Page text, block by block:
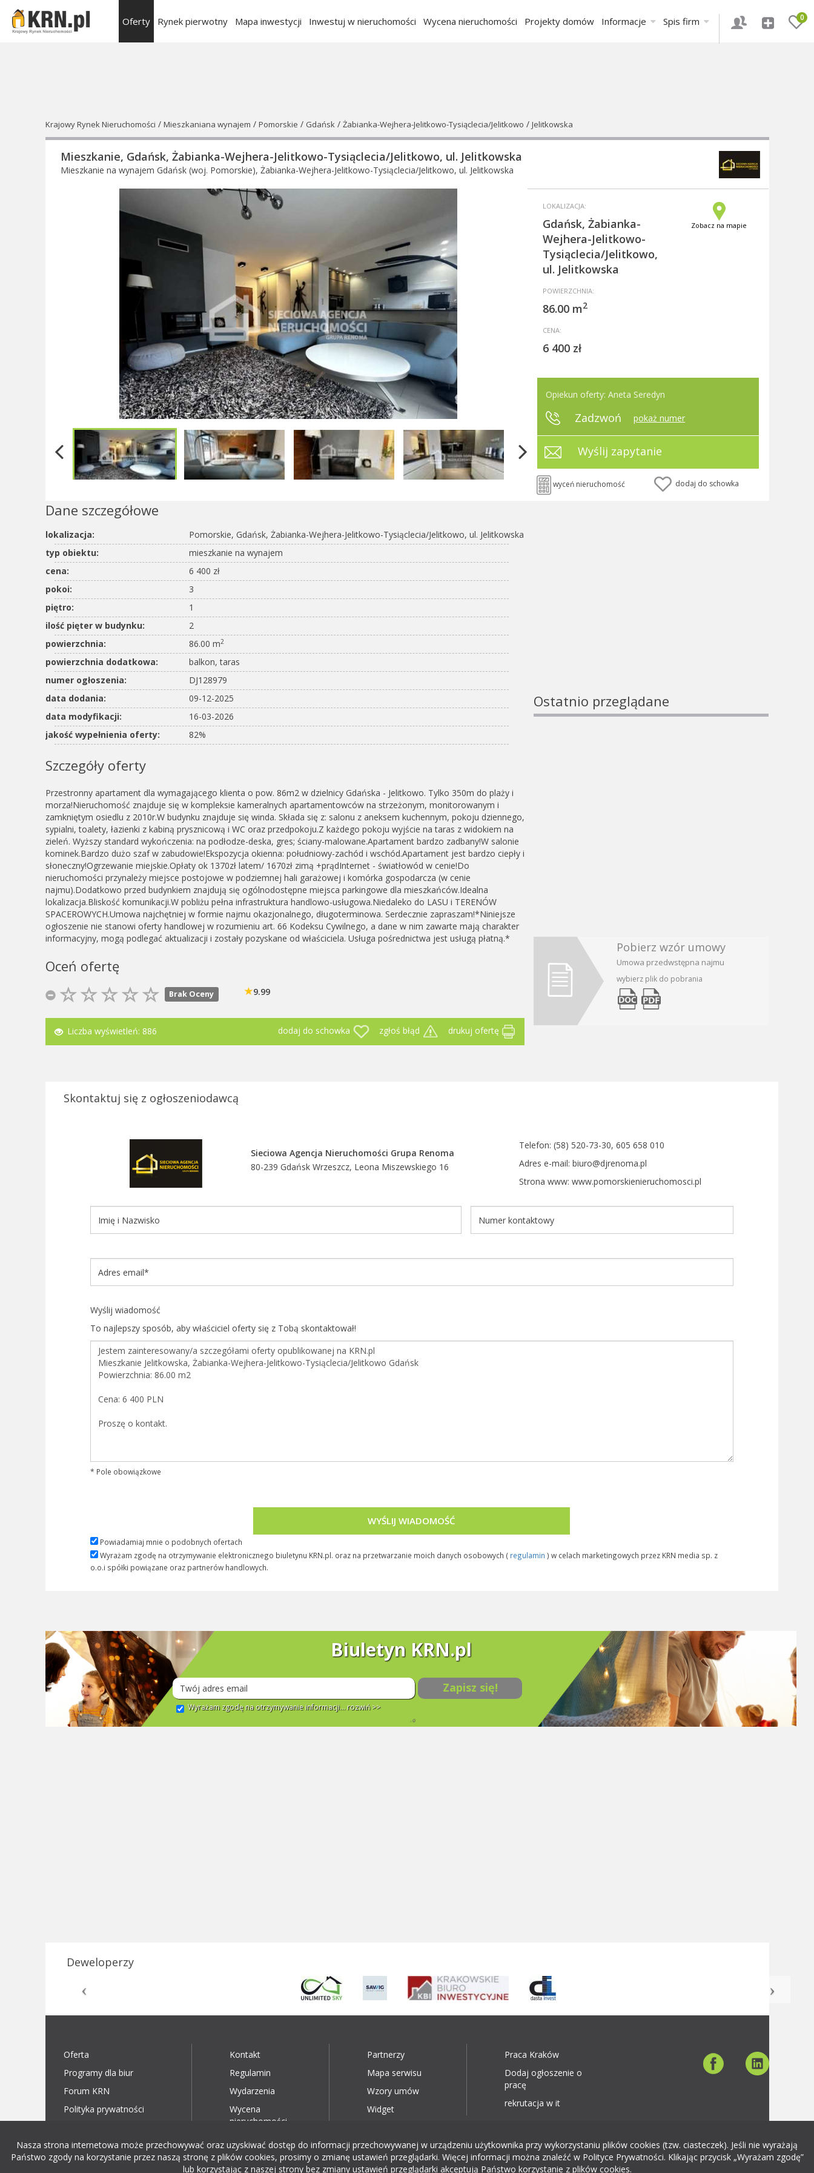
0
Oferty Rynek pierwotny Mapa inwestycji Inwestuj w nieruchomości Wycena nieruchomości Projekty domów Informacje Spis firm
Krajowy Rynek Nieruchomości / Mieszkaniana wynajem / Pomorskie / Gdańsk/ Żabianka-Wejhera-Jelitkowo-Tysiąclecia/Jelitkowo / Jelitkowska
Mieszkanie, Gdańsk, Żabianka-Wejhera-Jelitkowo-Tysiąclecia/Jelitkowo, ul. Jelitkowska
Mieszkanie na wynajem Gdańsk (woj. Pomorskie), Żabianka-Wejhera-Jelitkowo-Tysiąclecia/Jelitkowo, ul. Jelitkowska
Zobacz na mapie
LOKALIZACJA:
Gdańsk, Żabianka-
Wejhera-Jelitkowo-
Tysiąclecia/Jelitkowo,
ul. Jelitkowska
POWIERZCHNIA:
86.00 m2
CENA:
6 400 zł
Opiekun oferty: Aneta Seredyn
Zadzwoń pokaż numer
Wyślij zapytanie
wyceń nieruchomość dodaj do schowka
Dane szczegółowe
lokalizacja:
Pomorskie, Gdańsk, Żabianka-Wejhera-Jelitkowo-Tysiąclecia/Jelitkowo, ul. Jelitkowska
typ obiektu:
mieszkanie na wynajem
cena:
6 400 zł
pokoi:
3
piętro:
1
ilość pięter w budynku:
2
powierzchnia:
86.00 m2
powierzchnia dodatkowa:
balkon, taras
numer ogłoszenia:
DJ128979
data dodania:
09-12-2025
data modyfikacji:
16-03-2026
jakość wypełnienia oferty:
82%
Szczegóły oferty
Przestronny apartament dla wymagającego klienta o pow. 86m2 w dzielnicy Gdańska - Jelitkowo. Tylko 350m do plaży i
morza!Nieruchomość znajduje się w kompleksie kameralnych apartamentowców na strzeżonym, monitorowanym i
zamkniętym osiedlu z 2010r.W budynku znajduje się winda. Składa się z: salonu z aneksem kuchennym, pokoju dziennego,
sypialni, toalety, łazienki z kabiną prysznicową i WC oraz przedpokoju.Z każdego pokoju wyjście na taras z widokiem na
zieleń. Wyższy standard wykończenia: na podłodze-deska, gres; ściany-malowane.Apartament bardzo zadbany!W salonie
kominek.Bardzo dużo szaf w zabudowie!Ekspozycja okienna: południowy-zachód i wschód.Apartament jest bardzo ciepły i
słoneczny!Ogrzewanie miejskie.Opłaty ok 1370zł latem/ 1670zł zimą +prądInternet - światłowód w cenie!Do
nieruchomości przynależy miejsce postojowe w podziemnej hali garażowej i komórka gospodarcza (w cenie
najmu).Dodatkowo przed budynkiem znajdują się ogólnodostępne miejsca parkingowe dla mieszkańców.Idealna
lokalizacja.Bliskość komunikacji.W pobliżu pełna infrastruktura handlowo-usługowa.Niedaleko do LASU i TERENÓW
SPACEROWYCH.Umowa najchętniej w formie najmu okazjonalnego, długoterminowa. Serdecznie zapraszam!*Niniejsze
ogłoszenie nie stanowi oferty handlowej w rozumieniu art. 66 Kodeksu Cywilnego, a dane w nim zawarte mają charakter
informacyjny, mogą podlegać aktualizacji i zostały pozyskane od właściciela. Usługa pośrednictwa jest usługą płatną.*
Oceń ofertę
Brak Oceny 9.99
Liczba wyświetleń: 886 drukuj ofertę
zgłoś błąd
dodaj do schowka
Ostatnio przeglądane
Pobierz wzór umowy
Umowa przedwstępna najmu
wybierz plik do pobrania
Skontaktuj się z ogłoszeniodawcą
Sieciowa Agencja Nieruchomości Grupa Renoma
80-239 Gdańsk Wrzeszcz, Leona Miszewskiego 16
Telefon: (58) 520-73-30, 605 658 010
Adres e-mail: biuro@djrenoma.pl
Strona www: www.pomorskienieruchomosci.pl
Wyślij wiadomość
To najlepszy sposób, aby właściciel oferty się z Tobą skontaktował!
* Pole obowiązkowe
WYŚLIJ WIADOMOŚĆ
Powiadamiaj mnie o podobnych ofertach
Wyrażam zgodę na otrzymywanie elektronicznego biuletynu KRN.pl. oraz na przetwarzanie moich danych osobowych ( regulamin ) w celach marketingowych przez KRN media sp. z
o.o.i spółki powiązane oraz partnerów handlowych.
Biuletyn KRN.pl
Zapisz się!
Wyrażam zgodę na otrzymywanie informacji... rozwiń >>
Deweloperzy
Oferta
Programy dla biur
Forum KRN
Polityka prywatności
Kontakt
Regulamin
Wydarzenia
Wycena
nieruchomości
Partnerzy
Mapa serwisu
Wzory umów
Widget
Praca Kraków
Dodaj ogłoszenie o
pracę
rekrutacja w it
Nasza strona internetowa może przechowywać oraz uzyskiwać dostęp do informacji przechowywanej w urządzeniu użytkownika przy wykorzystaniu plików cookies (tzw. ciasteczek). Jeśli nie wyrażają
Państwo zgody na korzystanie przez naszą stronę z plików cookies, prosimy o zmianę ustawień przeglądarki. Więcej informacji można znaleźć w Polityce Prywatności. Klikając przycisk „Wyrażam zgodę”
lub korzystając z naszej strony bez zmiany ustawień przeglądarki akceptują Państwo korzystanie z plików cookies.